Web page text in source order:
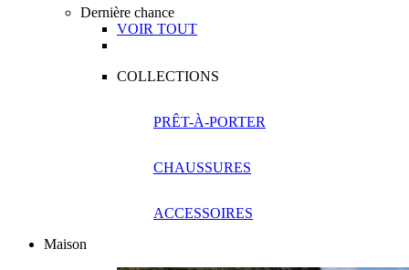
Dernière chance
VOIR TOUT
COLLECTIONS
PRÊT-À-PORTER
CHAUSSURES
ACCESSOIRES
Maison